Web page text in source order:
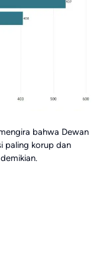
bahwa Dewan
paling korup dan